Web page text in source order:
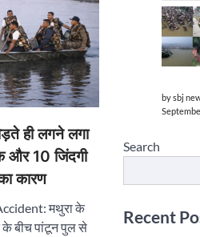
ही लगने लगा
और 10 जिंदगी
कारण
मथुरा के
बीच पांटून पुल से
by sbj
Search
Recent